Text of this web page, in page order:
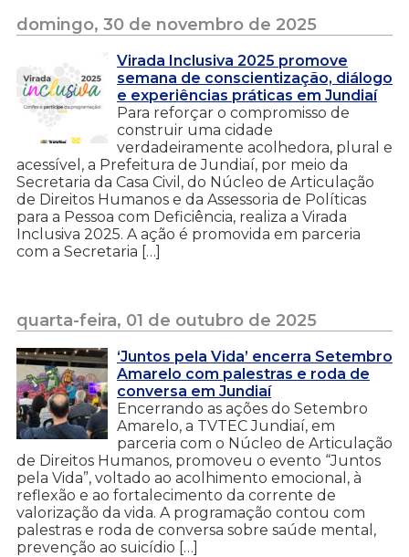
domingo, 30 de novembro de 2025
Virada Inclusiva 2025 promove
semana de conscientização, diálogo
e experiências práticas em Jundiaí
Para reforçar o compromisso de
construir uma cidade
verdadeiramente acolhedora, plural e
acessível, a Prefeitura de Jundiaí, por meio da
Secretaria da Casa Civil, do Núcleo de Articulação
de Direitos Humanos e da Assessoria de Políticas
para a Pessoa com Deficiência, realiza a Virada
Inclusiva 2025. A ação é promovida em parceria
com a Secretaria […]
quarta-feira, 01 de outubro de 2025
‘Juntos pela Vida’ encerra Setembro
Amarelo com palestras e roda de
conversa em Jundiaí
Encerrando as ações do Setembro
Amarelo, a TVTEC Jundiaí, em
parceria com o Núcleo de Articulação
de Direitos Humanos, promoveu o evento “Juntos
pela Vida”, voltado ao acolhimento emocional, à
reflexão e ao fortalecimento da corrente de
valorização da vida. A programação contou com
palestras e roda de conversa sobre saúde mental,
prevenção ao suicídio […]